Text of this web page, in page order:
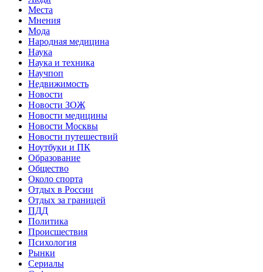
Места
Мнения
Мода
Народная медицина
Наука
Наука и техника
Научпоп
Недвижимость
Новости
Новости ЗОЖ
Новости медицины
Новости Москвы
Новости путешествий
Ноутбуки и ПК
Образование
Общество
Около спорта
Отдых в России
Отдых за границей
ПДД
Политика
Происшествия
Психология
Рынки
Сериалы